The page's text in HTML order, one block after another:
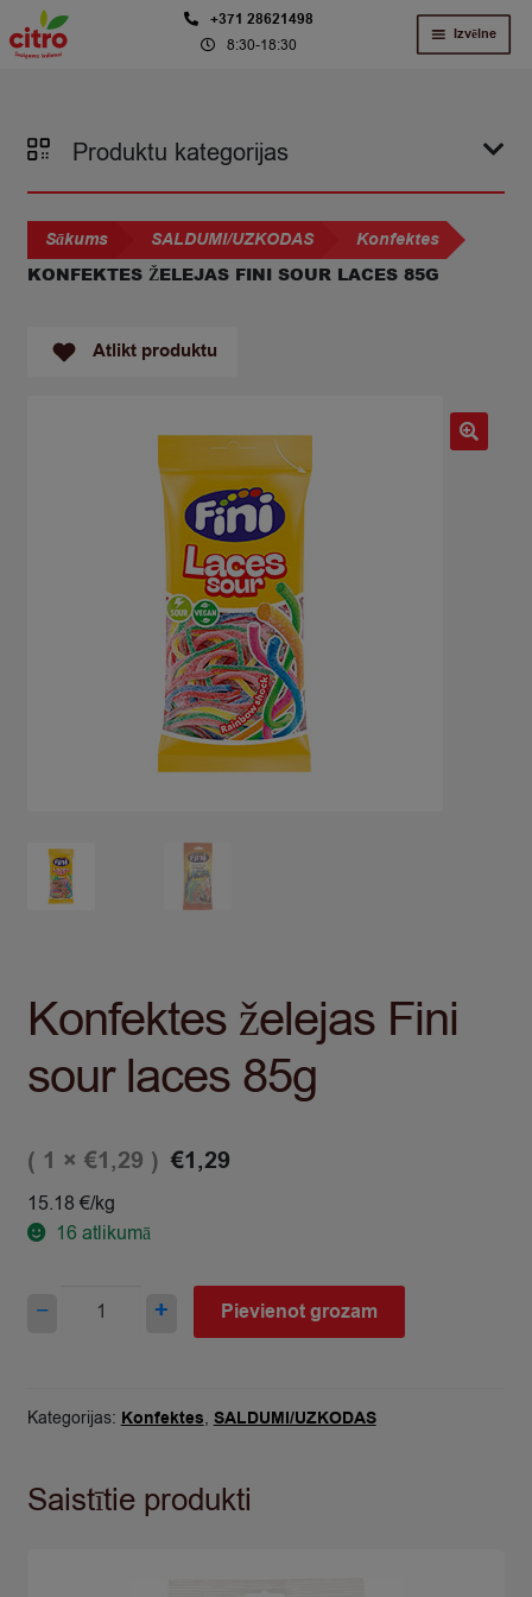
Skip
to
Skip
to
+371 28621498
8:30-18:30
Izvēlne
Produktu kategorijas
Sākums SALDUMI/UZKODAS
Konfektes
KONFEKTES ŽELEJAS FINI SOUR LACES 85G
Atlikt produktu
Konfektes želejas Fini
sour laces 85g
€1,29
( 1 × €1,29 )
15.18 €/kg
16 atlikumā
−
Konfektes
laces
+ Pievienot grozam
Kategorijas: Konfektes, SALDUMI/UZKODAS
Saistītie produkti